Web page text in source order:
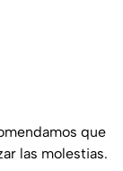
que
las molestias.